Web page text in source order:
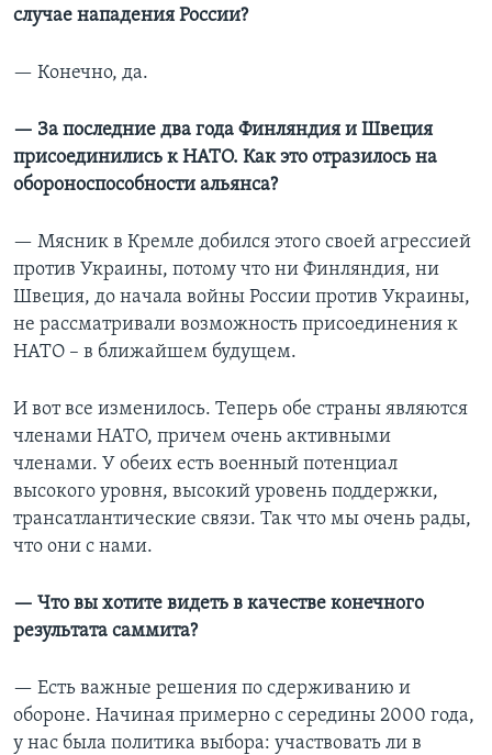
случае нападения России?
— Конечно, да.
— За последние два года Финляндия и Швеция
присоединились к НАТО. Как это отразилось на
обороноспособности альянса?
— Мясник в Кремле добился этого своей агрессией
против Украины, потому что ни Финляндия, ни
Швеция, до начала войны России против Украины,
не рассматривали возможность присоединения к
НАТО – в ближайшем будущем.
И вот все изменилось. Теперь обе страны являются
членами НАТО, причем очень активными
членами. У обеих есть военный потенциал
высокого уровня, высокий уровень поддержки,
трансатлантические связи. Так что мы очень рады,
что они с нами.
— Что вы хотите видеть в качестве конечного
результата саммита?
— Есть важные решения по сдерживанию и
обороне. Начиная примерно c середины 2000 года,
у нас была политика выбора: участвовать ли в